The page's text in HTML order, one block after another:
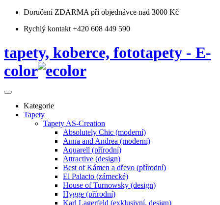
Doručení ZDARMA při objednávce nad 3000 Kč
Rychlý kontakt +420 608 449 590
tapety, koberce, fototapety - E-
color
Kategorie
Tapety
Tapety AS-Creation
Absolutely Chic (moderní)
Anna and Andrea (moderní)
Aquarell (přírodní)
Attractive (design)
Best of Kámen a dřevo (přírodní)
El Palacio (zámecké)
House of Turnowsky (design)
Hygge (přírodní)
Karl Lagerfeld (exklusivní, design)